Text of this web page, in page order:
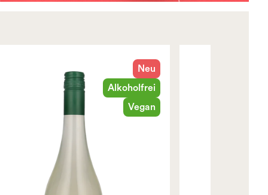
Neu
Alkoholfrei
Vegan